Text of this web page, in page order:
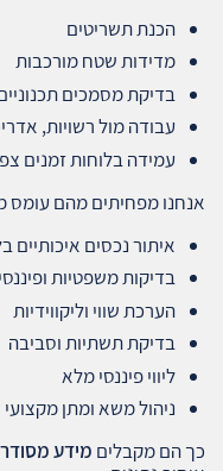
הכנת תשריטים
מדידות שטח מורכבות
בדיקת מסמכים
עבודה מול רשויות,
עמידה בלוחות זמנים
אנחנו מפחיתים מהם עומס
איתור נכסים איכותיים
בדיקות משפטיות
הערכת שווי וליקווידיות
בדיקת תשתיות וסביבה
ליווי פיננסי מלא
ניהול משא ומתן מקצועי
כך הם מקבלים מידע